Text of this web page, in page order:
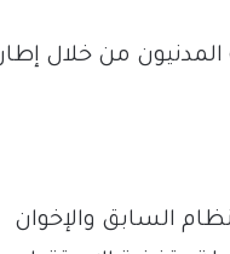
من خلال إطار
السابق والإخوان